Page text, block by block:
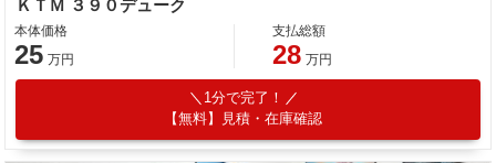
ＫＴＭ ３９０デューク
本体価格
25 万円
支払総額
28 万円
1分で完了！
【無料】見積・在庫確認